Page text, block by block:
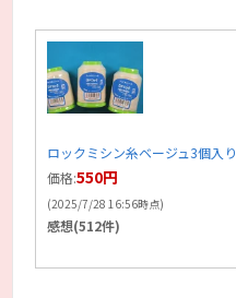
ロックミシン糸ベージュ3個入り
価格:550円
(2025/7/28 16:56時点)
感想(512件)